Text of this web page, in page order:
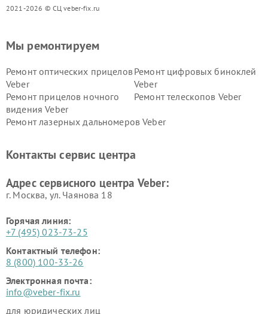
2021-2026 © СЦ veber-fix.ru
Мы ремонтируем
Ремонт оптических прицелов
Veber
Ремонт цифровых биноклей
Veber
Ремонт прицелов ночного
видения Veber
Ремонт телескопов Veber
Ремонт лазерных дальномеров Veber
Контакты сервис центра
Адрес сервисного центра Veber:
г. Москва, ул. Чаянова 18
Горячая линия:
+7 (495) 023-73-25
Контактный телефон:
8 (800) 100-33-26
Электронная почта:
info@veber-fix.ru
для юридических лиц